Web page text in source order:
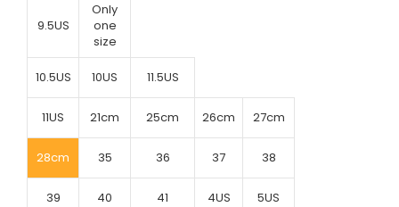
9.5US
Only
one
size
10.5US 10US 11.5US
11US 21cm 25cm 26cm 27cm
28cm 35 36 37 38
39 40 41 4US 5US